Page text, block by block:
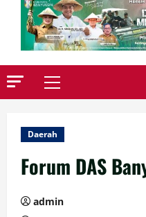
Primary
Daerah
Forum DAS
admin